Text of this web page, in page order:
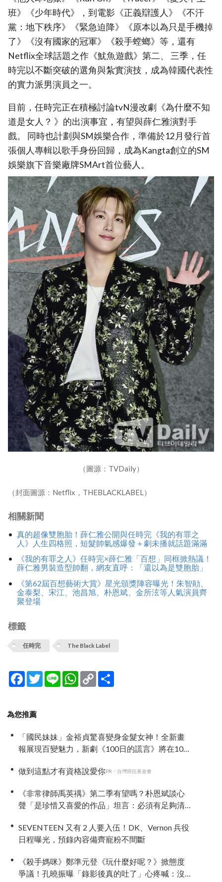
班》《少年時代》，到電影《正義辯護人》《不汗
黨：地下秩序》《緊急迫降》《原本以為只是手機掉
了》《沒有國家的冠軍》《殺手螳螂》等，還有
Netflix全球話題之作《魷魚遊戲》第二、 三季，任
時完以不斷突破的選角與紮實演技，成為韓國代表性
的實力派男演員之一。
目前，任時完正在積極討論tvN漫改劇《為什麼不知
道是女人？ 》的出演事宜，有望與薛仁雅演對手
戲。 同時也計劃與SM娛樂合作，準備於12月發行首
張個人專輯以歌手身份回歸，成為Kangta創立的SM
娛樂旗下音樂廠牌SMArt首位藝人。
（圖源：TVDaily）
（封面圖源：Netflix，THEBLACKLABEL）
相關新聞
真的超像雙胞胎！薛仁雅公開與任時完《我的有罪之
人》人生四格照，短髮帥氣感爆發＋劇未播就話題滿滿
《我的有罪之人》任時完×薛仁雅「百想」同框掀熱議！
薛仁雅男裝造型帥翻，網友直呼：「還以為是雙胞胎」
《第62屆百想藝術大賞》星光頒獎陣容曝光！朱智勛、
金泰梨、宋江、池昌旭、朴恩斌、金所泫等人氣演員齊
聚登場
標籤
任時完 The Black Label
Facebook
TwitterLine WhatsApp
Copy
Link
為您推薦
「國民妹妹」金裕貞驚喜變身金髮女神！全新畫
報展現百變魅力，新劇《100日的謊言》將在10月
做到這點才有資格說愛你PR・台灣癌症基金會
《非常律師禹英禑》第二季有望嗎？朴恩斌談心
聲「是珍惜又喜愛的作品」坦言：必須有足夠清
SEVENTEEN 又有 2 人要入伍！DK、Vernon 兵役
日程曝光，預錄內容備齊寵粉不間斷
《殺手媽咪》鄭準元登《玩什麼好呢？》掀態度
爭議！孔曉振曝「錄影後真的吐了」心疼喊：沒